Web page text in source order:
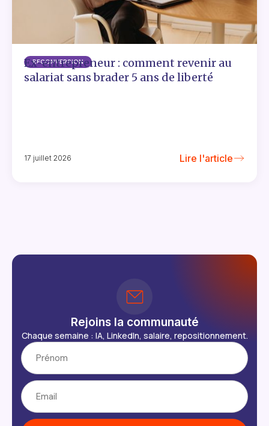
RECONVERSION
Ex-entrepreneur : comment revenir au
salariat sans brader 5 ans de liberté
17 juillet 2026 Lire l'article
Rejoins la communauté
Chaque semaine : IA, LinkedIn, salaire, repositionnement.